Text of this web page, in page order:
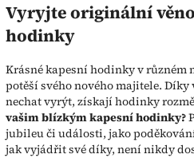
Vyryjte originální
hodinky
Krásné kapesní hodinky v různém
potěší svého nového majitele. Díky
nechat vyrýt, získají hodinky
vašim blízkým kapesní hodinky?
jubileu či události, jako
jak vyjádřit své díky, není nikdy